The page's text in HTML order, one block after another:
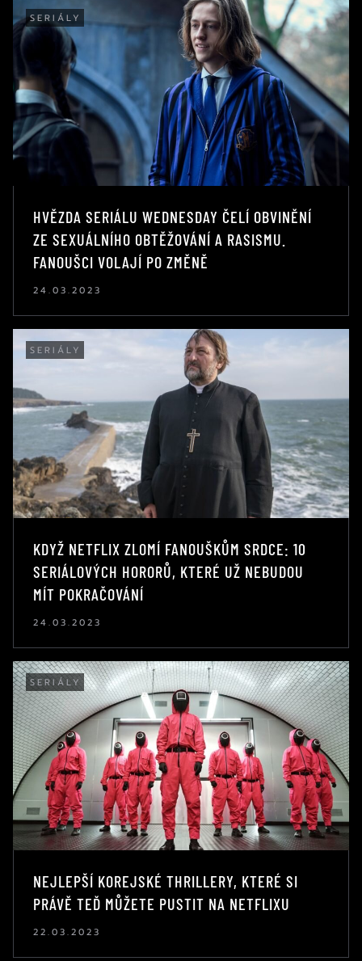
SERIÁLY
HVĚZDA SERIÁLU WEDNESDAY ČELÍ OBVINĚNÍ
ZE SEXUÁLNÍHO OBTĚŽOVÁNÍ A RASISMU.
FANOUŠCI VOLAJÍ PO ZMĚNĚ
24.03.2023
SERIÁLY
KDYŽ NETFLIX ZLOMÍ FANOUŠKŮM SRDCE: 10
SERIÁLOVÝCH HORORŮ, KTERÉ UŽ NEBUDOU
MÍT POKRAČOVÁNÍ
24.03.2023
SERIÁLY
NEJLEPŠÍ KOREJSKÉ THRILLERY, KTERÉ SI
PRÁVĚ TEĎ MŮŽETE PUSTIT NA NETFLIXU
22.03.2023